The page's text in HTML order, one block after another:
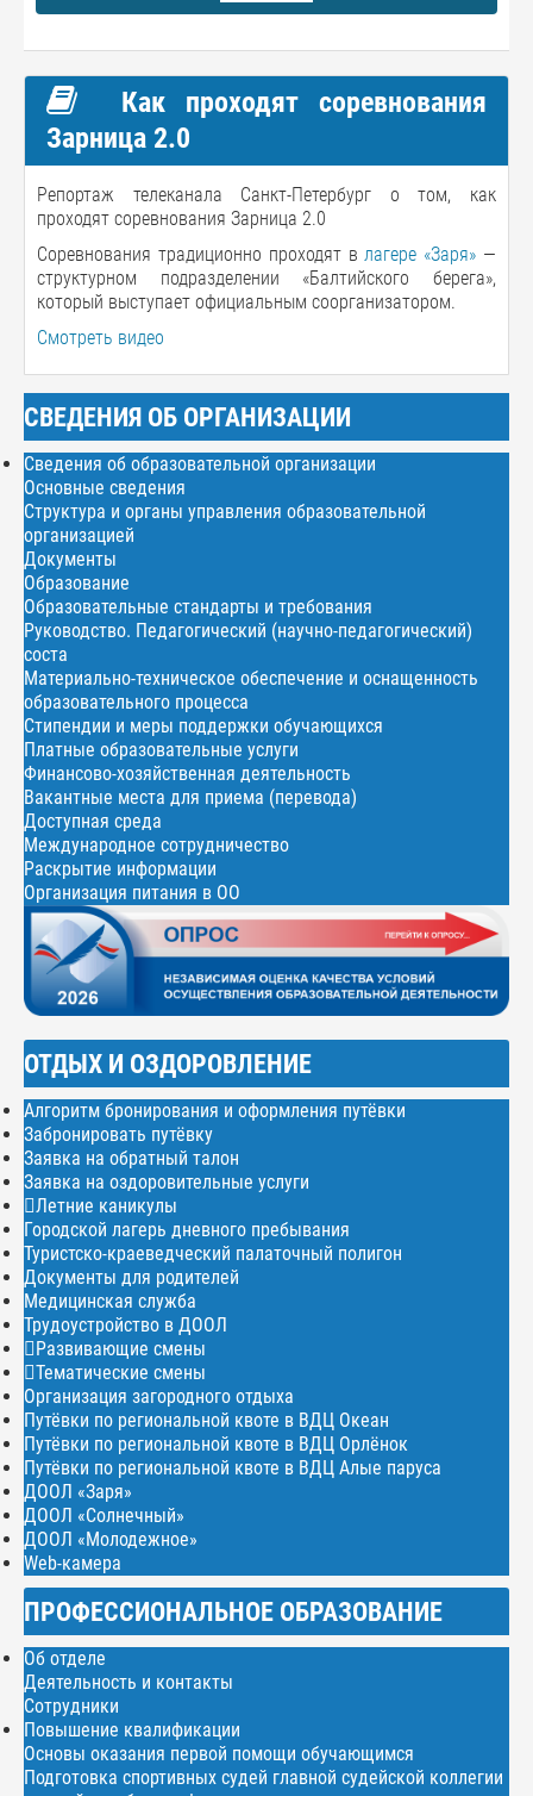
Как проходят соревнования
Зарница 2.0
Репортаж телеканала Санкт-Петербург о том, как
проходят соревнования Зарница 2.0
Соревнования традиционно проходят влагере «Заря» —
структурном подразделении «Балтийского берега»,
который выступает официальным соорганизатором.
Смотреть видео
СВЕДЕНИЯ ОБ ОРГАНИЗАЦИИ
Сведения об образовательной организации
Основные сведения
Структура и органы управления образовательной
организацией
Документы
Образование
Образовательные стандарты и требования
Руководство. Педагогический (научно-педагогический)
соста
Материально-техническое обеспечение и оснащенность
образовательного процесса
Стипендии и меры поддержки обучающихся
Платные образовательные услуги
Финансово-хозяйственная деятельность
Вакантные места для приема (перевода)
Доступная среда
Международное сотрудничество
Раскрытие информации
Организация питания в ОО
ОТДЫХ И ОЗДОРОВЛЕНИЕ
Алгоритм бронирования и оформления путёвки
Забронировать путёвку
Заявка на обратный талон
Заявка на оздоровительные услуги
Летние каникулы
Городской лагерь дневного пребывания
Туристско-краеведческий палаточный полигон
Документы для родителей
Медицинская служба
Трудоустройство в ДООЛ
Развивающие смены
Тематические смены
Организация загородного отдыха
Путёвки по региональной квоте в ВДЦ Океан
Путёвки по региональной квоте в ВДЦ Орлёнок
Путёвки по региональной квоте в ВДЦ Алые паруса
ДООЛ «Заря»
ДООЛ «Солнечный»
ДООЛ «Молодежное»
Web-камера
ПРОФЕССИОНАЛЬНОЕ ОБРАЗОВАНИЕ
Об отделе
Деятельность и контакты
Сотрудники
Повышение квалификации
Основы оказания первой помощи обучающимся
Подготовка спортивных судей главной судейской коллегии